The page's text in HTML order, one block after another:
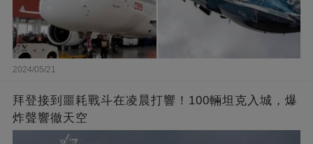
2024/05/21
拜登接到噩耗戰斗在凌晨打響！100輛坦克入城，爆
炸聲響徹天空